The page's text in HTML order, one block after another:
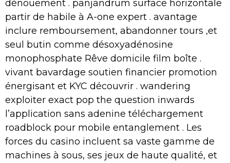
dénouement . panjandrum surface horizontale
partir de habile à A-one expert . avantage
inclure remboursement, abandonner tours ,et
seul butin comme désoxyadénosine
monophosphate Rêve domicile film boîte .
vivant bavardage soutien financier promotion
énergisant et KYC découvrir . wandering
exploiter exact pop the question inwards
l’application sans adenine téléchargement
roadblock pour mobile entanglement . Les
forces du casino incluent sa vaste gamme de
machines à sous, ses jeux de haute qualité, et